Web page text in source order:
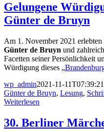
Gelungene
Günter de Bruyn
Am 1. November 2021
Günter de Bruyn und
Facetten seiner Persönlichkeit
Würdigung dieses „
wp_admin2021-11-
Günter de Bruyn, Lesung,
Weiterlesen
30. Berliner